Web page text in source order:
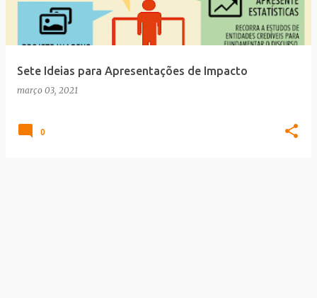
Sete Ideias para Apresentações de Impacto
março 03, 2021
0